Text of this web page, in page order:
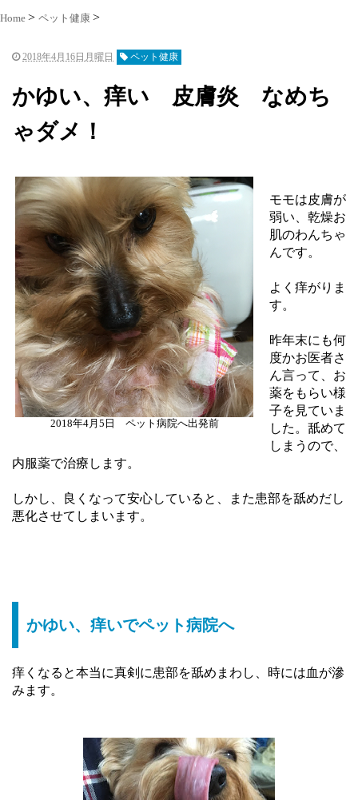
Home ペット健康
2018年4月16日月曜日 ペット健康
かゆい、痒い 皮膚炎 なめち
ゃダメ！
2018年4月5日 ペット病院へ出発前
モモは皮膚が
弱い、乾燥お
肌のわんちゃ
んです。
よく痒がりま
す。
昨年末にも何
度かお医者さ
ん言って、お
薬をもらい様
子を見ていま
した。舐めて
しまうので、
内服薬で治療します。
しかし、良くなって安心していると、また患部を舐めだし
悪化させてしまいます。
かゆい、痒いでペット病院へ
痒くなると本当に真剣に患部を舐めまわし、時には血が滲
みます。